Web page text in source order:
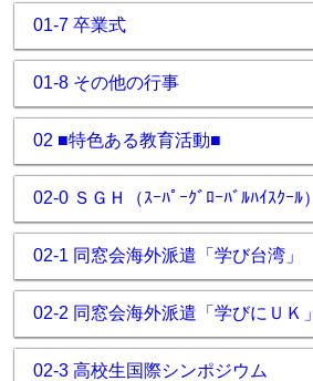
01-7 卒業式
01-8 その他の行事
02 ■特色ある教育活動■
02-0 ＳＧＨ（ｽｰﾊﾟｰｸﾞﾛｰﾊﾞﾙﾊｲｽｸｰﾙ）
02-1 同窓会海外派遣「学び台湾」
02-2 同窓会海外派遣「学びにＵＫ」
02-3 高校生国際シンポジウム